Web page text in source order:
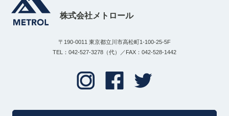
株式会社メトロール
〒190-0011 東京都立川市高松町1-100-25-5F
TEL：042-527-3278（代）／FAX：042-528-1442